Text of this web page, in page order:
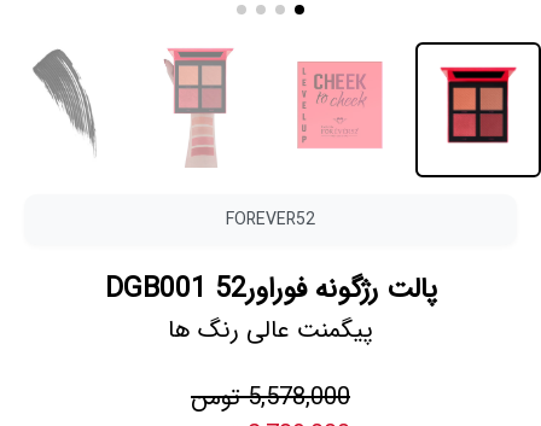
FOREVER52
پالت رژگونه فوراور52 DGB001
پیگمنت عالی رنگ ها
5,578,000 تومن